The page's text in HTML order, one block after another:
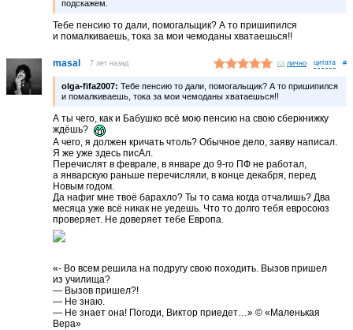
подскажем.
Тебе пенсию то дали, помогальщик? А то пришипился
и помалкиваешь, тока за мои чемоданы хватаешься!!
masal 7 лет назад лично #
olga-fifa2007: Тебе пенсию то дали, помогальщик? А то пришипился
и помалкиваешь, тока за мои чемоданы хватаешься!!
А ты чего, как и Бабушко всё мою пенсию на свою сберкнижку
ждёшь?
А чего, я должен кричать чтоль? Обычное дело, заяву написал.
Я же уже здесь писАл.
Перечислят в феврале, в январе до 9-го ПФ не работал,
а январскую раньше перечисляли, в конце декабря, перед
Новым годом.
Да нафиг мне твоё барахло? Ты то сама когда отчалишь? Два
месяца уже всё никак не уедешь. Что то долго тебя евросоюз
проверяет. Не доверяет тебе Европа.
«- Во всем решила на подругу свою походить. Вызов пришел
из училища?
— Вызов пришел?!
— Не знаю.
— Не знает она! Погоди, Виктор приедет…» © «Маленькая
Вера»